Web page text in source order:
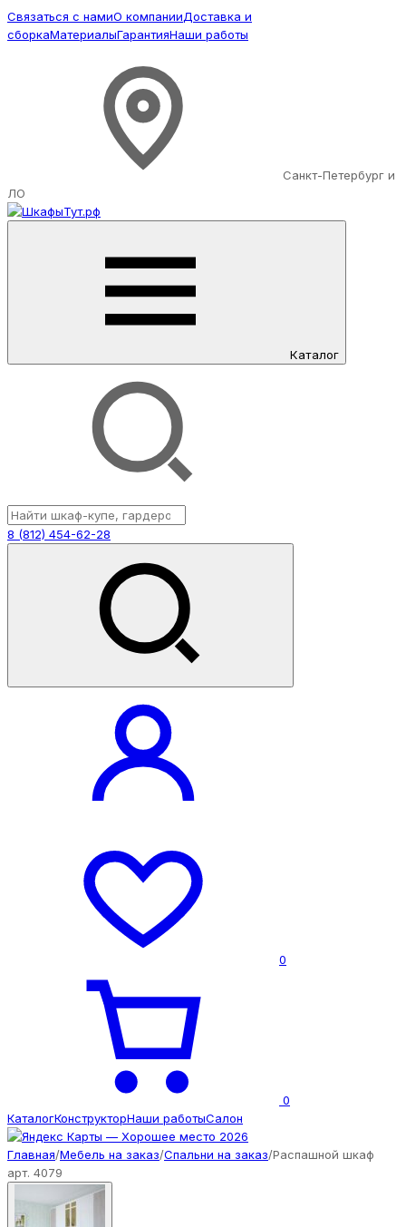
Связаться с намиО компанииДоставка и
сборкаМатериалыГарантияНаши работы
Санкт-Петербург и
ЛО
Каталог
8 (812) 454-62-28
0
0
КаталогКонструкторНаши работыСалон
Главная/Мебель на заказ/Спальни на заказ/Распашной шкаф
арт. 4079